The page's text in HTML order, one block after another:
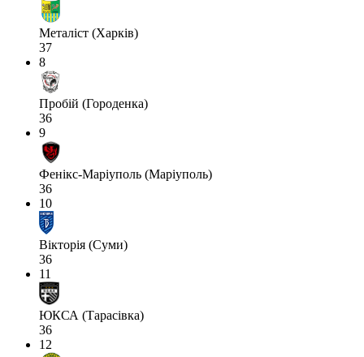
Металіст (Харків)
37
8
Пробій (Городенка)
36
9
Фенікс-Маріуполь (Маріуполь)
36
10
Вікторія (Суми)
36
11
ЮКСА (Тарасівка)
36
12